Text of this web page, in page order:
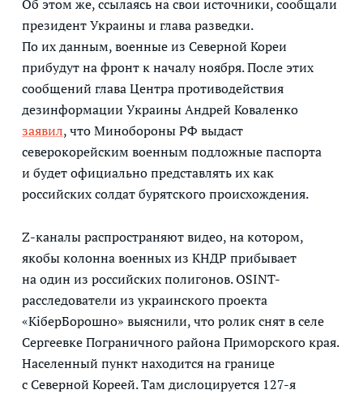
Об этом же, ссылаясь на свои источники, сообщали
президент Украины и глава разведки.
По их данным, военные из Северной Кореи
прибудут на фронт к началу ноября. После этих
сообщений глава Центра противодействия
дезинформации Украины Андрей Коваленко
заявил, что Минобороны РФ выдаст
северокорейским военным подложные паспорта
и будет официально представлять их как
российских солдат бурятского происхождения.
Z-каналы распространяют видео, на котором,
якобы колонна военных из КНДР прибывает
на один из российских полигонов. OSINT-
расследователи из украинского проекта
«КіберБорошно» выяснили, что ролик снят в селе
Сергеевке Пограничного района Приморского края.
Населенный пункт находится на границе
с Северной Кореей. Там дислоцируется 127-я